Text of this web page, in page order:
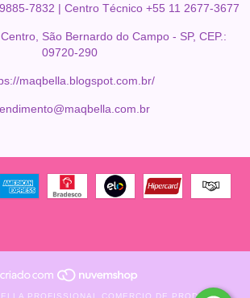
7832 | Centro Técnico +55 11 2677-3677
São Bernardo do Campo - SP, CEP.:
09720-290
maqbella.blogspot.com.br/